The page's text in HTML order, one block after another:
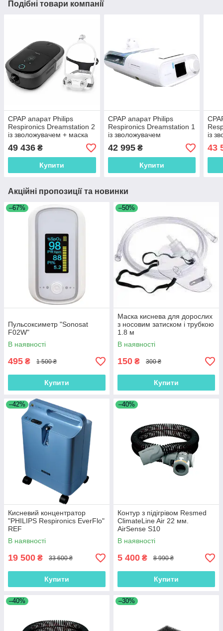
Подібні товари компанії
CPAP апарат Philips
Respironics Dreamstation 2
із зволожувачем + маска
Philips DreamWear Розмір
S
49 436 ₴
Купити
CPAP апарат Philips
Respironics Dreamstation 1
із зволожувачем
42 995₴
Купити
із
43
Акційні пропозиції та новинки
–67%
Пульсоксиметр "Sonosat
F02W"
В наявності
495 ₴ 1 500 ₴
Купити
–50%
Маска киснева для дорослих
з носовим затиском і трубкою
1.8 м
В наявності
150 ₴ 300 ₴
Купити
–42%
Кисневий концентратор
"PHILIPS Respironics EverFlo"
REF
В наявності
19 500 ₴ 33 600 ₴
Купити
–40%
Контур з підігрівом Resmed
ClimateLine Air 22 мм.
AirSense S10
В наявності
5 400 ₴ 8 990 ₴
Купити
–40% –30%